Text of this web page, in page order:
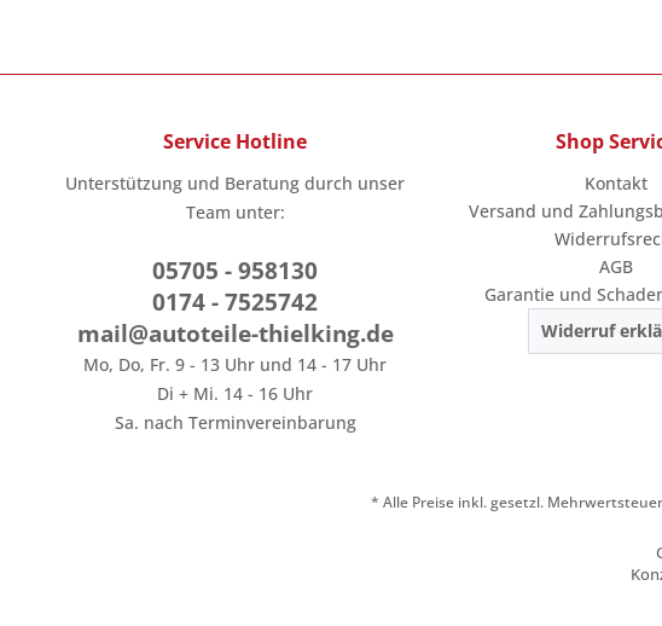
Service Hotline
Unterstützung und Beratung durch unser
Team unter:
05705 - 958130
0174 - 7525742
mail@autoteile-thielking.de
Mo, Do, Fr. 9 - 13 Uhr und 14 - 17 Uhr
Di + Mi. 14 - 16 Uhr
Sa. nach Terminvereinbarung
Shop
Kontakt
Versand und
AGB
Garantie und
Widerruf
* Alle Preise inkl. gesetzl.